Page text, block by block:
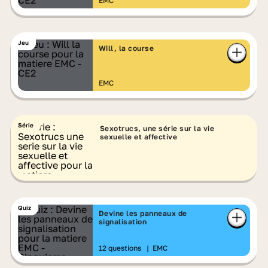
Jeu
Will, la course
EMC
Série
Sexotrucs, une série sur la vie
sexuelle et affective
Quiz
Devine les panneaux de
signalisation
12 questions | EMC